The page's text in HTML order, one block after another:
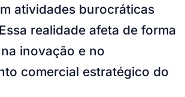
/ Person Consultoria
de rotinas